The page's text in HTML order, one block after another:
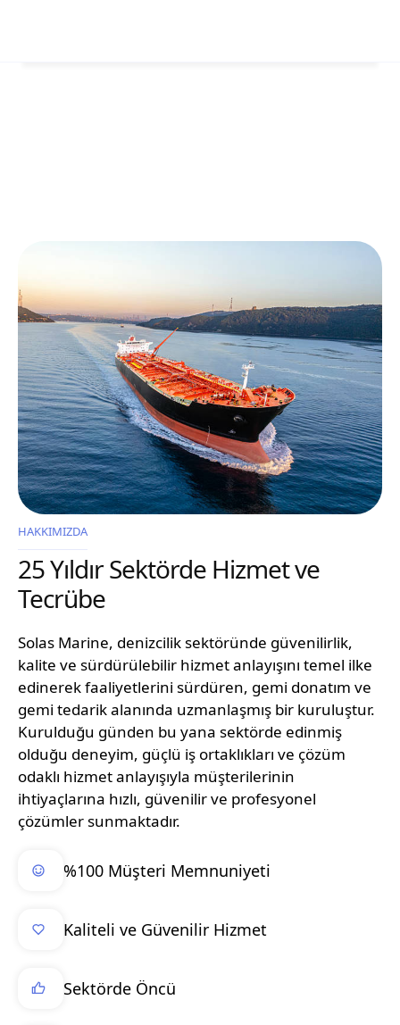
HAKKIMIZDA
25 Yıldır Sektörde Hizmet ve
Tecrübe
Solas Marine, denizcilik sektöründe güvenilirlik,
kalite ve sürdürülebilir hizmet anlayışını temel ilke
edinerek faaliyetlerini sürdüren, gemi donatım ve
gemi tedarik alanında uzmanlaşmış bir kuruluştur.
Kurulduğu günden bu yana sektörde edinmiş
olduğu deneyim, güçlü iş ortaklıkları ve çözüm
odaklı hizmet anlayışıyla müşterilerinin
ihtiyaçlarına hızlı, güvenilir ve profesyonel
çözümler sunmaktadır.
%100 Müşteri Memnuniyeti
Kaliteli ve Güvenilir Hizmet
Sektörde Öncü